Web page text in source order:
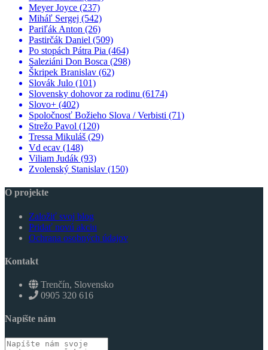
Meyer Joyce (237)
Miháľ Sergej (542)
Pariľák Anton (26)
Pastirčák Daniel (509)
Po stopách Pátra Pia (464)
Saleziáni Don Bosca (298)
Škripek Branislav (62)
Slovák Julo (101)
Slovensky dohovor za rodinu (6174)
Slovo+ (402)
Spoločnosť Božieho Slova / Verbisti (71)
Strežo Pavol (120)
Tressa Mikuláš (29)
Vd ecav (148)
Viliam Judák (93)
Zvolenský Stanislav (150)
O projekte
Založiť svoj blog
Pridať novú akciu
Ochrana osobných údajov
Kontakt
Trenčín, Slovensko
0905 320 616
Napíšte nám